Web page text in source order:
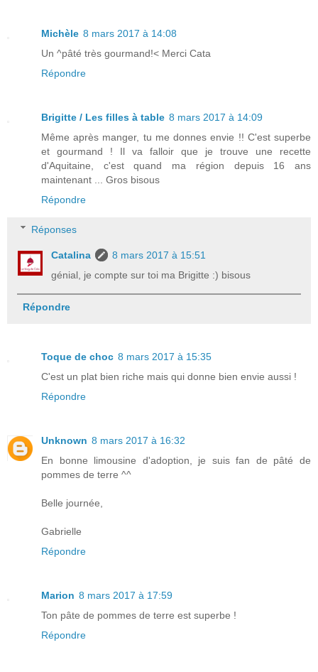
Michèle 8 mars 2017 à 14:08
Un ^pâté très gourmand!< Merci Cata
Répondre
Brigitte / Les filles à table 8 mars 2017 à 14:09
Même après manger, tu me donnes envie !! C'est superbe
et gourmand ! Il va falloir que je trouve une recette
d'Aquitaine, c'est quand ma région depuis 16 ans
maintenant ... Gros bisous
Répondre
Réponses
Catalina
8 mars 2017 à 15:51
génial, je compte sur toi ma Brigitte :) bisous
Répondre
Toque de choc 8 mars 2017 à 15:35
C'est un plat bien riche mais qui donne bien envie aussi !
Répondre
Unknown 8 mars 2017 à 16:32
En bonne limousine d'adoption, je suis fan de pâté de
pommes de terre ^^
Belle journée,
Gabrielle
Répondre
Marion 8 mars 2017 à 17:59
Ton pâte de pommes de terre est superbe !
Répondre